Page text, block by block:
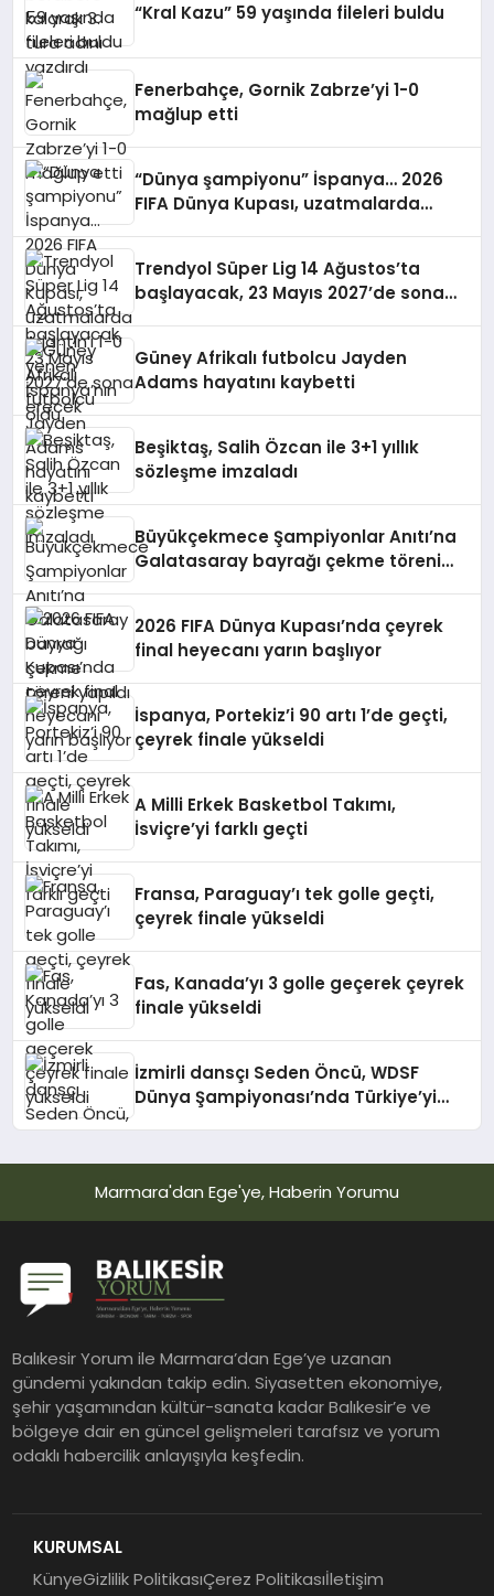
“Kral Kazu” 59 yaşında fileleri buldu
Fenerbahçe, Gornik Zabrze’yi 1-0
mağlup etti
“Dünya şampiyonu” İspanya… 2026
FIFA Dünya Kupası, uzatmalarda
Trendyol Süper Lig 14 Ağustos’ta
başlayacak, 23 Mayıs 2027’de sona
Güney Afrikalı futbolcu Jayden
Adams hayatını kaybetti
Beşiktaş, Salih Özcan ile 3+1 yıllık
sözleşme imzaladı
Büyükçekmece Şampiyonlar Anıtı’na
Galatasaray bayrağı çekme töreni
2026 FIFA Dünya Kupası’nda çeyrek
final heyecanı yarın başlıyor
İspanya, Portekiz’i 90 artı 1’de geçti,
çeyrek finale yükseldi
A Milli Erkek Basketbol Takımı,
İsviçre’yi farklı geçti
Fransa, Paraguay’ı tek golle geçti,
çeyrek finale yükseldi
Fas, Kanada’yı 3 golle geçerek çeyrek
finale yükseldi
İzmirli dansçı Seden Öncü, WDSF
Dünya Şampiyonası’nda Türkiye’yi
Marmara'dan Ege'ye, Haberin Yorumu
Balıkesir Yorum ile Marmara’dan Ege’ye uzanan
gündemi yakından takip edin. Siyasetten ekonomiye,
şehir yaşamından kültür-sanata kadar Balıkesir’e ve
bölgeye dair en güncel gelişmeleri tarafsız ve yorum
odaklı habercilik anlayışıyla keşfedin.
KURUMSAL
KünyeGizlilik PolitikasıÇerez Politikasıİletişim